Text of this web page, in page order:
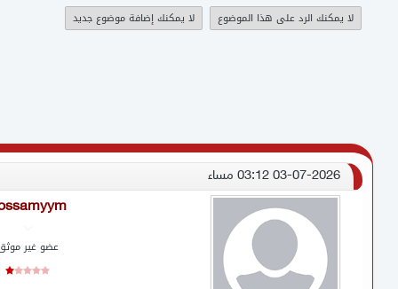
لا يمكنك الرد على هذا الموضوع لا يمكنك إضافة موضوع جديد
03-07-2026 03:12 مساء
عضو غير